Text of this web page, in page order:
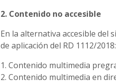
2. Contenido no accesible
En la alternativa accesible del
de aplicación del RD 1112/2018:
1. Contenido multimedia
2. Contenido multimedia en